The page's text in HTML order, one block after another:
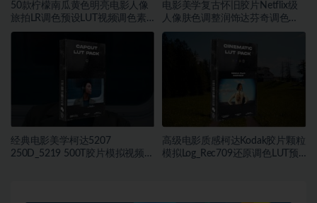
50款柠檬南瓜黄色明亮电影人像
旅拍LR调色预设LUT视频调色素
材
电影美学复古怀旧胶片Netflix级
人像肤色调整润饰达芬奇调色
DCTL插件
经典电影美学柯达5207
250D_5219 500T胶片模拟视频色
高级电影质感柯达Kodak胶片颗粒
模拟Log_Rec709还原调色LUT预